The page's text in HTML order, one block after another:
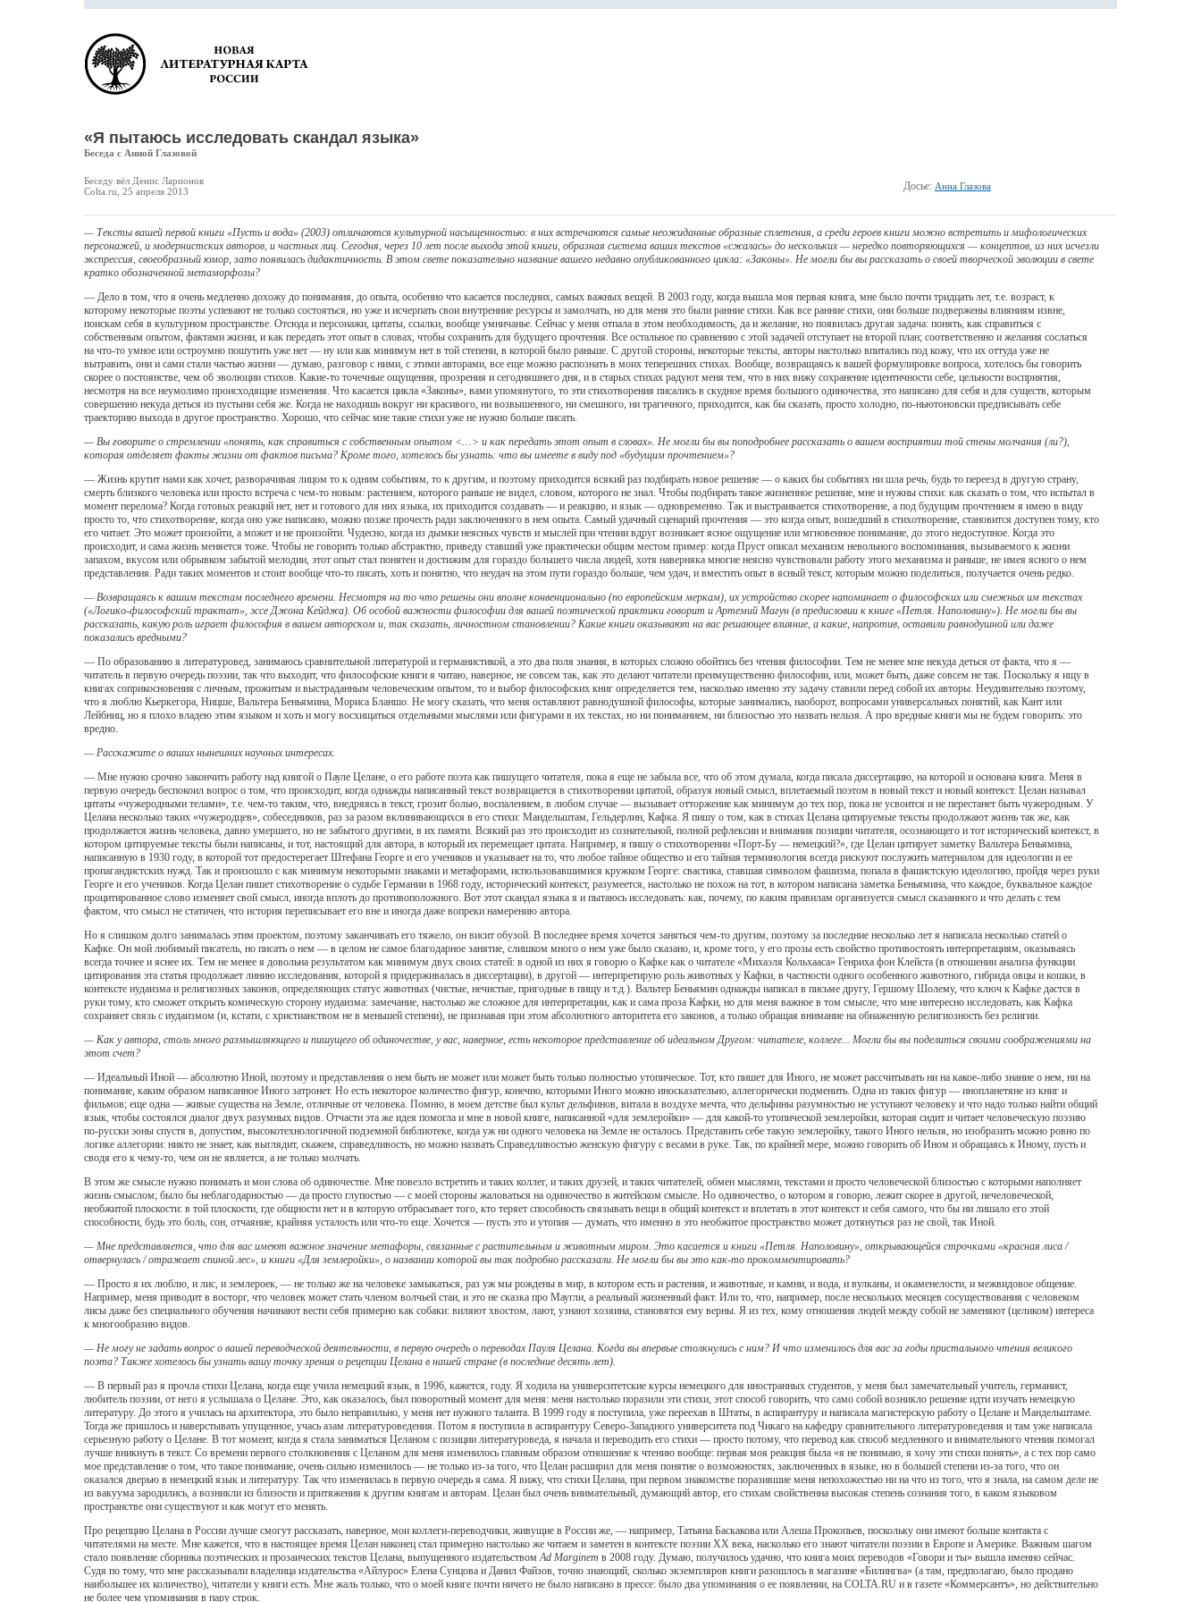
«Я пытаюсь исследовать скандал языка»
Беседа с Анной Глазовой
Беседу вёл Денис Ларионов
Colta.ru, 25 апреля 2013
Досье: Анна Глазова
— Тексты вашей первой книги «Пусть и вода» (2003) отличаются культурной насыщенностью: в них встречаются самые неожиданные образные сплетения, а среди героев книги можно встретить и мифологических
персонажей, и модернистских авторов, и частных лиц. Сегодня, через 10 лет после выхода этой книги, образная система ваших текстов «сжалась» до нескольких — нередко повторяющихся — концептов, из них исчезли
экспрессия, своеобразный юмор, зато появилась дидактичность. В этом свете показательно название вашего недавно опубликованного цикла: «Законы». Не могли бы вы рассказать о своей творческой эволюции в свете
кратко обозначенной метаморфозы?
— Дело в том, что я очень медленно дохожу до понимания, до опыта, особенно что касается последних, самых важных вещей. В 2003 году, когда вышла моя первая книга, мне было почти тридцать лет, т.е. возраст, к
которому некоторые поэты успевают не только состояться, но уже и исчерпать свои внутренние ресурсы и замолчать, но для меня это были ранние стихи. Как все ранние стихи, они больше подвержены влияниям извне,
поискам себя в культурном пространстве. Отсюда и персонажи, цитаты, ссылки, вообще умничанье. Сейчас у меня отпала в этом необходимость, да и желание, но появилась другая задача: понять, как справиться с
собственным опытом, фактами жизни, и как передать этот опыт в словах, чтобы сохранить для будущего прочтения. Все остальное по сравнению с этой задачей отступает на второй план; соответственно и желания сослаться
на что-то умное или остроумно пошутить уже нет — ну или как минимум нет в той степени, в которой было раньше. С другой стороны, некоторые тексты, авторы настолько впитались под кожу, что их оттуда уже не
вытравить, они и сами стали частью жизни — думаю, разговор с ними, с этими авторами, все еще можно распознать в моих теперешних стихах. Вообще, возвращаясь к вашей формулировке вопроса, хотелось бы говорить
скорее о постоянстве, чем об эволюции стихов. Какие-то точечные ощущения, прозрения и сегодняшнего дня, и в старых стихах радуют меня тем, что в них вижу сохранение идентичности себе, цельности восприятия,
несмотря на все неумолимо происходящие изменения. Что касается цикла «Законы», вами упомянутого, то эти стихотворения писались в скудное время большого одиночества, это написано для себя и для существ, которым
совершенно некуда деться из пустыни себя же. Когда не находишь вокруг ни красивого, ни возвышенного, ни смешного, ни трагичного, приходится, как бы сказать, просто холодно, по-ньютоновски предписывать себе
траекторию выхода в другое пространство. Хорошо, что сейчас мне такие стихи уже не нужно больше писать.
— Вы говорите о стремлении «понять, как справиться с собственным опытом <…> и как передать этот опыт в словах». Не могли бы вы поподробнее рассказать о вашем восприятии той стены молчания (ли?),
которая отделяет факты жизни от фактов письма? Кроме того, хотелось бы узнать: что вы имеете в виду под «будущим прочтением»?
— Жизнь крутит нами как хочет, разворачивая лицом то к одним событиям, то к другим, и поэтому приходится всякий раз подбирать новое решение — о каких бы событиях ни шла речь, будь то переезд в другую страну,
смерть близкого человека или просто встреча с чем-то новым: растением, которого раньше не видел, словом, которого не знал. Чтобы подбирать такое жизненное решение, мне и нужны стихи: как сказать о том, что испытал в
момент перелома? Когда готовых реакций нет, нет и готового для них языка, их приходится создавать — и реакцию, и язык — одновременно. Так и выстраивается стихотворение, а под будущим прочтением я имею в виду
просто то, что стихотворение, когда оно уже написано, можно позже прочесть ради заключенного в нем опыта. Самый удачный сценарий прочтения — это когда опыт, вошедший в стихотворение, становится доступен тому, кто
его читает. Это может произойти, а может и не произойти. Чудесно, когда из дымки неясных чувств и мыслей при чтении вдруг возникает ясное ощущение или мгновенное понимание, до этого недоступное. Когда это
происходит, и сама жизнь меняется тоже. Чтобы не говорить только абстрактно, приведу ставший уже практически общим местом пример: когда Пруст описал механизм невольного воспоминания, вызываемого к жизни
запахом, вкусом или обрывком забытой мелодии, этот опыт стал понятен и достижим для гораздо большего числа людей, хотя наверняка многие неясно чувствовали работу этого механизма и раньше, не имея ясного о нем
представления. Ради таких моментов и стоит вообще что-то писать, хоть и понятно, что неудач на этом пути гораздо больше, чем удач, и вместить опыт в ясный текст, которым можно поделиться, получается очень редко.
— Возвращаясь к вашим текстам последнего времени. Несмотря на то что решены они вполне конвенционально (по европейским меркам), их устройство скорее напоминает о философских или смежных им текстах
(«Логико-философский трактат», эссе Джона Кейджа). Об особой важности философии для вашей поэтической практики говорит и Артемий Магун (в предисловии к книге «Петля. Наполовину»). Не могли бы вы
рассказать, какую роль играет философия в вашем авторском и, так сказать, личностном становлении? Какие книги оказывают на вас решающее влияние, а какие, напротив, оставили равнодушной или даже
показались вредными?
— По образованию я литературовед, занимаюсь сравнительной литературой и германистикой, а это два поля знания, в которых сложно обойтись без чтения философии. Тем не менее мне некуда деться от факта, что я —
читатель в первую очередь поэзии, так что выходит, что философские книги я читаю, наверное, не совсем так, как это делают читатели преимущественно философии, или, может быть, даже совсем не так. Поскольку я ищу в
книгах соприкосновения с личным, прожитым и выстраданным человеческим опытом, то и выбор философских книг определяется тем, насколько именно эту задачу ставили перед собой их авторы. Неудивительно поэтому,
что я люблю Кьеркегора, Ницше, Вальтера Беньямина, Мориса Бланшо. Не могу сказать, что меня оставляют равнодушной философы, которые занимались, наоборот, вопросами универсальных понятий, как Кант или
Лейбниц, но я плохо владею этим языком и хоть и могу восхищаться отдельными мыслями или фигурами в их текстах, но ни пониманием, ни близостью это назвать нельзя. А про вредные книги мы не будем говорить: это
вредно.
— Расскажите о ваших нынешних научных интересах.
— Мне нужно срочно закончить работу над книгой о Пауле Целане, о его работе поэта как пишущего читателя, пока я еще не забыла все, что об этом думала, когда писала диссертацию, на которой и основана книга. Меня в
первую очередь беспокоил вопрос о том, что происходит, когда однажды написанный текст возвращается в стихотворении цитатой, образуя новый смысл, вплетаемый поэтом в новый текст и новый контекст. Целан называл
цитаты «чужеродными телами», т.е. чем-то таким, что, внедряясь в текст, грозит болью, воспалением, в любом случае — вызывает отторжение как минимум до тех пор, пока не усвоится и не перестанет быть чужеродным. У
Целана несколько таких «чужеродцев», собеседников, раз за разом вклинивающихся в его стихи: Мандельштам, Гельдерлин, Кафка. Я пишу о том, как в стихах Целана цитируемые тексты продолжают жизнь так же, как
продолжается жизнь человека, давно умершего, но не забытого другими, в их памяти. Всякий раз это происходит из сознательной, полной рефлексии и внимания позиции читателя, осознающего и тот исторический контекст, в
котором цитируемые тексты были написаны, и тот, настоящий для автора, в который их перемещает цитата. Например, я пишу о стихотворении «Порт-Бу — немецкий?», где Целан цитирует заметку Вальтера Беньямина,
написанную в 1930 году, в которой тот предостерегает Штефана Георге и его учеников и указывает на то, что любое тайное общество и его тайная терминология всегда рискуют послужить материалом для идеологии и ее
пропагандистских нужд. Так и произошло с как минимум некоторыми знаками и метафорами, использовавшимися кружком Георге: свастика, ставшая символом фашизма, попала в фашистскую идеологию, пройдя через руки
Георге и его учеников. Когда Целан пишет стихотворение о судьбе Германии в 1968 году, исторический контекст, разумеется, настолько не похож на тот, в котором написана заметка Беньямина, что каждое, буквальное каждое
процитированное слово изменяет свой смысл, иногда вплоть до противоположного. Вот этот скандал языка я и пытаюсь исследовать: как, почему, по каким правилам организуется смысл сказанного и что делать с тем
фактом, что смысл не статичен, что история переписывает его вне и иногда даже вопреки намерению автора.
Но я слишком долго занималась этим проектом, поэтому заканчивать его тяжело, он висит обузой. В последнее время хочется заняться чем-то другим, поэтому за последние несколько лет я написала несколько статей о
Кафке. Он мой любимый писатель, но писать о нем — в целом не самое благодарное занятие, слишком много о нем уже было сказано, и, кроме того, у его прозы есть свойство противостоять интерпретациям, оказываясь
всегда точнее и яснее их. Тем не менее я довольна результатом как минимум двух своих статей: в одной из них я говорю о Кафке как о читателе «Михаэля Кольхааса» Генриха фон Клейста (в отношении анализа функции
цитирования эта статья продолжает линию исследования, которой я придерживалась в диссертации), в другой — интерпретирую роль животных у Кафки, в частности одного особенного животного, гибрида овцы и кошки, в
контексте иудаизма и религиозных законов, определяющих статус животных (чистые, нечистые, пригодные в пищу и т.д.). Вальтер Беньямин однажды написал в письме другу, Гершому Шолему, что ключ к Кафке дастся в
руки тому, кто сможет открыть комическую сторону иудаизма: замечание, настолько же сложное для интерпретации, как и сама проза Кафки, но для меня важное в том смысле, что мне интересно исследовать, как Кафка
сохраняет связь с иудаизмом (и, кстати, с христианством не в меньшей степени), не признавая при этом абсолютного авторитета его законов, а только обращая внимание на обнаженную религиозность без религии.
— Как у автора, столь много размышляющего и пишущего об одиночестве, у вас, наверное, есть некоторое представление об идеальном Другом: читателе, коллеге... Могли бы вы поделиться своими соображениями на
этот счет?
— Идеальный Иной — абсолютно Иной, поэтому и представления о нем быть не может или может быть только полностью утопическое. Тот, кто пишет для Иного, не может рассчитывать ни на какое-либо знание о нем, ни на
понимание, каким образом написанное Иного затронет. Но есть некоторое количество фигур, конечно, которыми Иного можно иносказательно, аллегорически подменить. Одна из таких фигур — инопланетяне из книг и
фильмов; еще одна — живые существа на Земле, отличные от человека. Помню, в моем детстве был культ дельфинов, витала в воздухе мечта, что дельфины разумностью не уступают человеку и что надо только найти общий
язык, чтобы состоялся диалог двух разумных видов. Отчасти эта же идея помогла и мне в новой книге, написанной «для землеройки» — для какой-то утопической землеройки, которая сидит и читает человеческую поэзию
по-русски эоны спустя в, допустим, высокотехнологичной подземной библиотеке, когда уж ни одного человека на Земле не осталось. Представить себе такую землеройку, такого Иного нельзя, но изобразить можно ровно по
логике аллегории: никто не знает, как выглядит, скажем, справедливость, но можно назвать Справедливостью женскую фигуру с весами в руке. Так, по крайней мере, можно говорить об Ином и обращаясь к Иному, пусть и
сводя его к чему-то, чем он не является, а не только молчать.
В этом же смысле нужно понимать и мои слова об одиночестве. Мне повезло встретить и таких коллег, и таких друзей, и таких читателей, обмен мыслями, текстами и просто человеческой близостью с которыми наполняет
жизнь смыслом; было бы неблагодарностью — да просто глупостью — с моей стороны жаловаться на одиночество в житейском смысле. Но одиночество, о котором я говорю, лежит скорее в другой, нечеловеческой,
необжитой плоскости: в той плоскости, где общности нет и в которую отбрасывает того, кто теряет способность связывать вещи в общий контекст и вплетать в этот контекст и себя самого, что бы ни лишало его этой
способности, будь это боль, сон, отчаяние, крайняя усталость или что-то еще. Хочется — пусть это и утопия — думать, что именно в это необжитое пространство может дотянуться раз не свой, так Иной.
— Мне представляется, что для вас имеют важное значение метафоры, связанные с растительным и животным миром. Это касается и книги «Петля. Наполовину», открывающейся строчками «красная лиса /
отвернулась / отражает спиной лес», и книги «Для землеройки», о названии которой вы так подробно рассказали. Не могли бы вы это как-то прокомментировать?
— Просто я их люблю, и лис, и землероек, — не только же на человеке замыкаться, раз уж мы рождены в мир, в котором есть и растения, и животные, и камни, и вода, и вулканы, и окаменелости, и межвидовое общение.
Например, меня приводит в восторг, что человек может стать членом волчьей стаи, и это не сказка про Маугли, а реальный жизненный факт. Или то, что, например, после нескольких месяцев сосуществования с человеком
лисы даже без специального обучения начинают вести себя примерно как собаки: виляют хвостом, лают, узнают хозяина, становятся ему верны. Я из тех, кому отношения людей между собой не заменяют (целиком) интереса
к многообразию видов.
— Не могу не задать вопрос о вашей переводческой деятельности, в первую очередь о переводах Пауля Целана. Когда вы впервые столкнулись с ним? И что изменилось для вас за годы пристального чтения великого
поэта? Также хотелось бы узнать вашу точку зрения о рецепции Целана в нашей стране (в последние десять лет).
— В первый раз я прочла стихи Целана, когда еще учила немецкий язык, в 1996, кажется, году. Я ходила на университетские курсы немецкого для иностранных студентов, у меня был замечательный учитель, германист,
любитель поэзии, от него я услышала о Целане. Это, как оказалось, был поворотный момент для меня: меня настолько поразили эти стихи, этот способ говорить, что само собой возникло решение идти изучать немецкую
литературу. До этого я училась на архитектора, это было неправильно, у меня нет нужного таланта. В 1999 году я поступила, уже переехав в Штаты, в аспирантуру и написала магистерскую работу о Целане и Мандельштаме.
Тогда же пришлось и наверстывать упущенное, учась азам литературоведения. Потом я поступила в аспирантуру Северо-Западного университета под Чикаго на кафедру сравнительного литературоведения и там уже написала
серьезную работу о Целане. В тот момент, когда я стала заниматься Целаном с позиции литературоведа, я начала и переводить его стихи — просто потому, что перевод как способ медленного и внимательного чтения помогал
лучше вникнуть в текст. Со времени первого столкновения с Целаном для меня изменилось главным образом отношение к чтению вообще: первая моя реакция была «я не понимаю, я хочу эти стихи понять», а с тех пор само
мое представление о том, что такое понимание, очень сильно изменилось — не только из-за того, что Целан расширил для меня понятие о возможностях, заключенных в языке, но в большей степени из-за того, что он
оказался дверью в немецкий язык и литературу. Так что изменилась в первую очередь я сама. Я вижу, что стихи Целана, при первом знакомстве поразившие меня непохожестью ни на что из того, что я знала, на самом деле не
из вакуума зародились, а возникли из близости и притяжения к другим книгам и авторам. Целан был очень внимательный, думающий автор, его стихам свойственна высокая степень сознания того, в каком языковом
пространстве они существуют и как могут его менять.
Про рецепцию Целана в России лучше смогут рассказать, наверное, мои коллеги-переводчики, живущие в России же, — например, Татьяна Баскакова или Алеша Прокопьев, поскольку они имеют больше контакта с
читателями на месте. Мне кажется, что в настоящее время Целан наконец стал примерно настолько же читаем и заметен в контексте поэзии ХХ века, насколько его знают читатели поэзии в Европе и Америке. Важным шагом
стало появление сборника поэтических и прозаических текстов Целана, выпущенного издательствомAd Marginem в 2008 году. Думаю, получилось удачно, что книга моих переводов «Говори и ты» вышла именно сейчас.
Судя по тому, что мне рассказывали владелица издательства «Айлурос» Елена Сунцова и Данил Файзов, точно знающий, сколько экземпляров книги разошлось в магазине «Билингва» (а там, предполагаю, было продано
наибольшее их количество), читатели у книги есть. Мне жаль только, что о моей книге почти ничего не было написано в прессе: было два упоминания о ее появлении, на COLTA.RU и в газете «Коммерсантъ», но действительно
не более чем упоминания в пару строк.